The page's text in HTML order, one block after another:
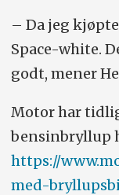
– Da jeg
Space-white.
godt, mener
Motor har
bensinbryllup
https://
med-